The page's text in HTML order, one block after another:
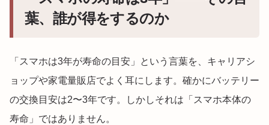
葉、誰が得をするのか
「スマホは3年が寿命の目安」という言葉を、キャリアシ
ョップや家電量販店でよく耳にします。確かにバッテリー
の交換目安は2〜3年です。しかしそれは「スマホ本体の
寿命」ではありません。